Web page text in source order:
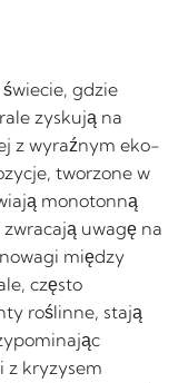
gdzie
zyskują na
z wyraźnym eko-
tworzone w
monotonną
uwagę na
między
często
roślinne, stają
z kryzysem